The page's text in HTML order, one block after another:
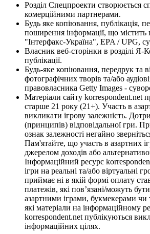
Розділ Спецпроекти створюється
комерційними партнерами.
Будь яке копіювання, публікація,
поширення інформації, що містить
"Інтерфакс-Україна", EPA / UPG,
Власник веб-сторінки в розділі Я-
публікації.
Будь-яке копіювання, передрук та
фотографічних творів та/або
правовласника Getty Images -
Матеріали сайту korrespondent.net
старше 21 року (21+). Участь в
викликати ігрову залежність.
(принципів) відповідальної гри.
ознак залежності негайно
Пам'ятайте, що участь в азартних
джерелом доходів або
Інформаційний ресурс
ігри на реальні та/або віртуальні
приймає ні в якій формі оплату
платежів, які пов’язані/можуть
азартними іграми, букмекерами чи
які матеріали на інформаційному
korrespondent.net публікуються
інформаційних цілях.